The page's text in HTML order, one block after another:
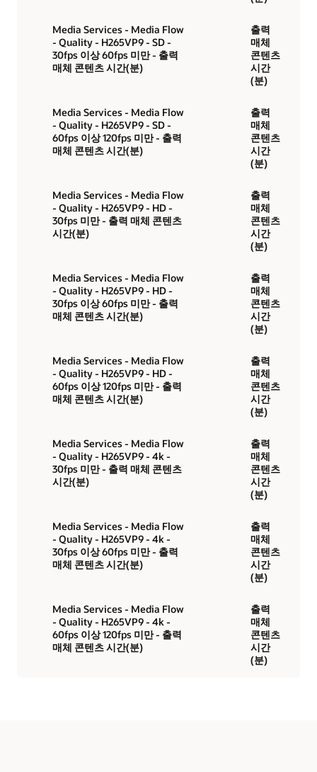
Media Services - Media Flow
- Quality - H265VP9 - SD -
30fps 이상 60fps 미만 - 출력
매체 콘텐츠 시간(분)
출력
매체
콘텐츠
시간
(분)
Media Services - Media Flow
- Quality - H265VP9 - SD -
60fps 이상 120fps 미만 - 출력
매체 콘텐츠 시간(분)
출력
매체
콘텐츠
시간
(분)
Media Services - Media Flow
- Quality - H265VP9 - HD -
30fps 미만 - 출력 매체 콘텐츠
시간(분)
출력
매체
콘텐츠
시간
(분)
Media Services - Media Flow
- Quality - H265VP9 - HD -
30fps 이상 60fps 미만 - 출력
매체 콘텐츠 시간(분)
출력
매체
콘텐츠
시간
(분)
Media Services - Media Flow
- Quality - H265VP9 - HD -
60fps 이상 120fps 미만 - 출력
매체 콘텐츠 시간(분)
출력
매체
콘텐츠
시간
(분)
Media Services - Media Flow
- Quality - H265VP9 - 4k -
30fps 미만 - 출력 매체 콘텐츠
시간(분)
출력
매체
콘텐츠
시간
(분)
Media Services - Media Flow
- Quality - H265VP9 - 4k -
30fps 이상 60fps 미만 - 출력
매체 콘텐츠 시간(분)
출력
매체
콘텐츠
시간
(분)
Media Services - Media Flow
- Quality - H265VP9 - 4k -
60fps 이상 120fps 미만 - 출력
매체 콘텐츠 시간(분)
출력
매체
콘텐츠
시간
(분)